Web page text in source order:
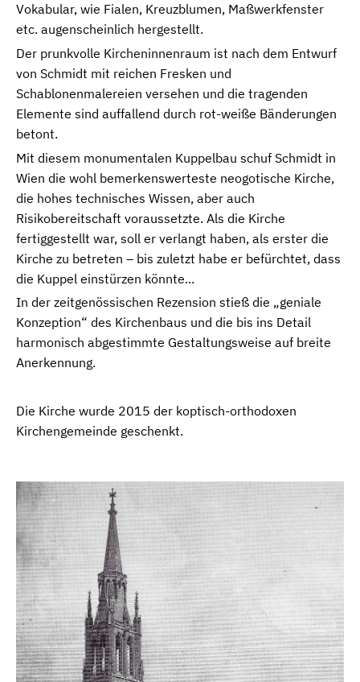
Vokabular, wie Fialen, Kreuzblumen, Maßwerkfenster
etc. augenscheinlich hergestellt.
Der prunkvolle Kircheninnenraum ist nach dem Entwurf
von Schmidt mit reichen Fresken und
Schablonenmalereien versehen und die tragenden
Elemente sind auffallend durch rot-weiße Bänderungen
betont.
Mit diesem monumentalen Kuppelbau schuf Schmidt in
Wien die wohl bemerkenswerteste neogotische Kirche,
die hohes technisches Wissen, aber auch
Risikobereitschaft voraussetzte. Als die Kirche
fertiggestellt war, soll er verlangt haben, als erster die
Kirche zu betreten – bis zuletzt habe er befürchtet, dass
die Kuppel einstürzen könnte...
In der zeitgenössischen Rezension stieß die „geniale
Konzeption“ des Kirchenbaus und die bis ins Detail
harmonisch abgestimmte Gestaltungsweise auf breite
Anerkennung.
Die Kirche wurde 2015 der koptisch-orthodoxen
Kirchengemeinde geschenkt.